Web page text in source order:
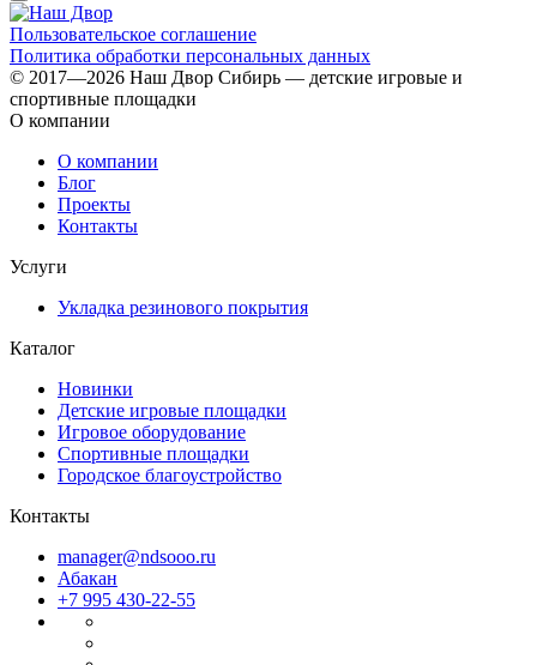
Пользовательское соглашение
Политика обработки персональных данных
© 2017—2026 Наш Двор Сибирь — детские игровые и
спортивные площадки
О компании
О компании
Блог
Проекты
Контакты
Услуги
Укладка резинового покрытия
Каталог
Новинки
Детские игровые площадки
Игровое оборудование
Спортивные площадки
Городское благоустройство
Контакты
manager@ndsooo.ru
Абакан
+7 995 430-22-55